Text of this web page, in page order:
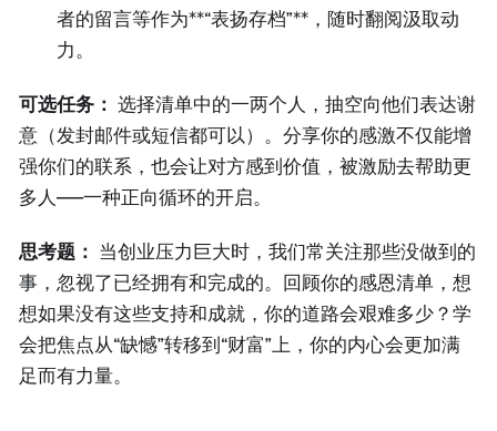
者的留言等作为**“表扬存档”**，随时翻阅汲取动
力。
可选任务： 选择清单中的一两个人，抽空向他们表达谢
意（发封邮件或短信都可以）。分享你的感激不仅能增
强你们的联系，也会让对方感到价值，被激励去帮助更
多人——一种正向循环的开启。
思考题： 当创业压力巨大时，我们常关注那些没做到的
事，忽视了已经拥有和完成的。回顾你的感恩清单，想
想如果没有这些支持和成就，你的道路会艰难多少？学
会把焦点从“缺憾”转移到“财富”上，你的内心会更加满
足而有力量。